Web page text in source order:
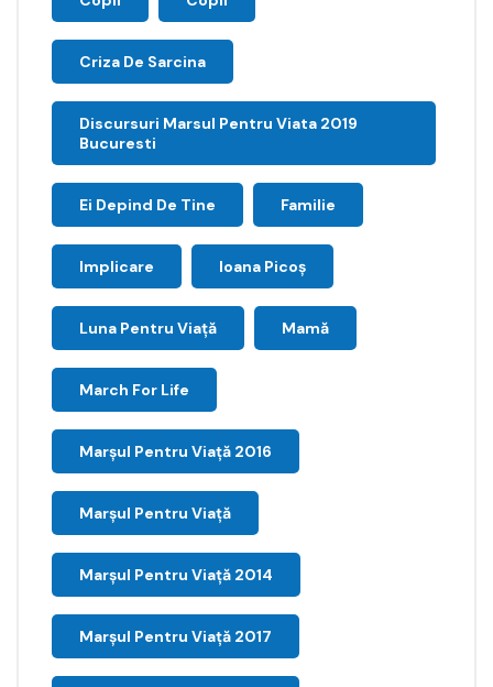
Criza De Sarcina
Discursuri Marsul Pentru Viata 2019
Bucuresti
Ei Depind De Tine Familie
Implicare Ioana Picoş
Luna Pentru Viață Mamă
March For Life
Marşul Pentru Viaţă 2016
Marșul Pentru Viață
Marșul Pentru Viață 2014
Marșul Pentru Viață 2017